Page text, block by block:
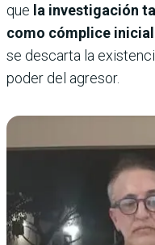
que la investigación
como cómplice
se descarta la
poder del agresor.